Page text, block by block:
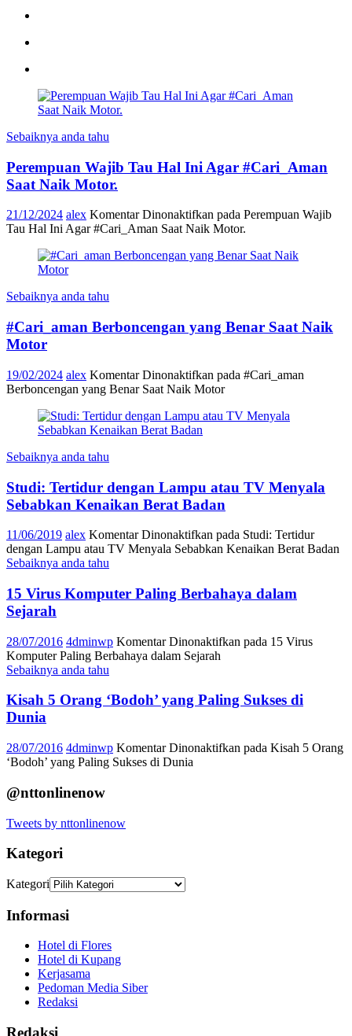
Sebaiknya anda tahu
Perempuan Wajib Tau Hal Ini Agar #Cari_Aman
Saat Naik Motor.
21/12/2024 alex Komentar Dinonaktifkan pada Perempuan Wajib
Tau Hal Ini Agar #Cari_Aman Saat Naik Motor.
Sebaiknya anda tahu
#Cari_aman Berboncengan yang Benar Saat Naik
Motor
19/02/2024 alex Komentar Dinonaktifkan pada #Cari_aman
Berboncengan yang Benar Saat Naik Motor
Sebaiknya anda tahu
Studi: Tertidur dengan Lampu atau TV Menyala
Sebabkan Kenaikan Berat Badan
11/06/2019 alex Komentar Dinonaktifkan pada Studi: Tertidur
dengan Lampu atau TV Menyala Sebabkan Kenaikan Berat Badan
Sebaiknya anda tahu
15 Virus Komputer Paling Berbahaya dalam
Sejarah
28/07/2016 4dminwp Komentar Dinonaktifkan pada 15 Virus
Komputer Paling Berbahaya dalam Sejarah
Sebaiknya anda tahu
Kisah 5 Orang ‘Bodoh’ yang Paling Sukses di
Dunia
28/07/2016 4dminwp Komentar Dinonaktifkan pada Kisah 5 Orang
‘Bodoh’ yang Paling Sukses di Dunia
@nttonlinenow
Tweets by nttonlinenow
Kategori
Kategori
Informasi
Hotel di Flores
Hotel di Kupang
Kerjasama
Pedoman Media Siber
Redaksi
Redaksi